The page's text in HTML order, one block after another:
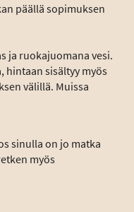
päällä sopimuksen
ja ruokajuomana vesi.
hintaan sisältyy myös
välillä. Muissa
sinulla on jo matka
myös